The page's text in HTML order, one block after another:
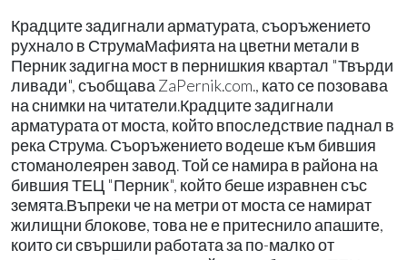
Крадците задигнали арматурата, съоръжението
рухнало в СтрумаМафията на цветни метали в
Перник задигна мост в пернишкия квартал "Твърди
ливади", съобщава ZaPernik.com., като се позовава
на снимки на читатели.Крадците задигнали
арматурата от моста, който впоследствие паднал в
река Струма. Съоръжението водеше към бившия
стоманолеярен завод. Той се намира в района на
бившия ТЕЦ "Перник", който беше изравнен със
земята.Въпреки че на метри от моста се намират
жилищни блокове, това не е притеснило апашите,
които си свършили работата за по-малко от